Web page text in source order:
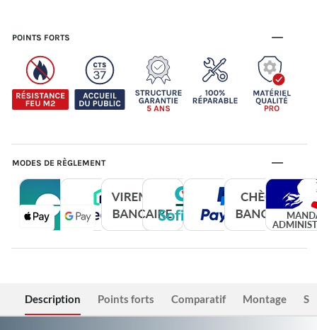
POINTS FORTS
MODES DE RÈGLEMENT
Description Points forts Comparatif Montage